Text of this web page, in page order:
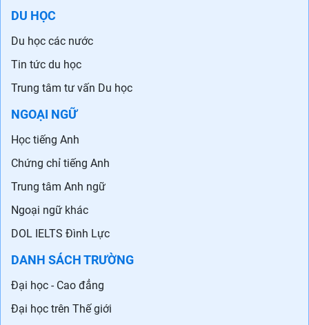
DU HỌC
Du học các nước
Tin tức du học
Trung tâm tư vấn Du học
NGOẠI NGỮ
Học tiếng Anh
Chứng chỉ tiếng Anh
Trung tâm Anh ngữ
Ngoại ngữ khác
DOL IELTS Đình Lực
DANH SÁCH TRƯỜNG
Đại học - Cao đẳng
Đại học trên Thế giới